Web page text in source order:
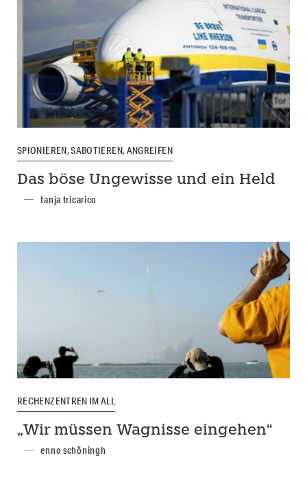
SPIONIEREN, SABOTIEREN, ANGREIFEN
Das böse Ungewisse und ein Held
tanja tricarico
RECHENZENTREN IM ALL
„Wir müssen Wagnisse eingehen“
enno schöningh